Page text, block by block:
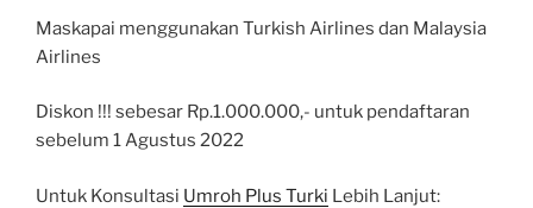
Maskapai menggunakan Turkish Airlines dan Malaysia
Airlines
Diskon !!! sebesar Rp.1.000.000,- untuk pendaftaran
sebelum 1 Agustus 2022
Untuk Konsultasi Umroh Plus Turki Lebih Lanjut: